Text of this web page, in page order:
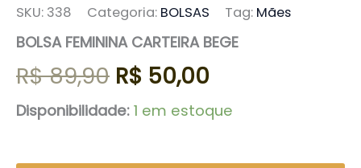
SKU: 338 Categoria: BOLSAS Tag: Mães
BOLSA FEMININA CARTEIRA BEGE
R$89,90 R$ 50,00
Disponibilidade: 1 em estoque